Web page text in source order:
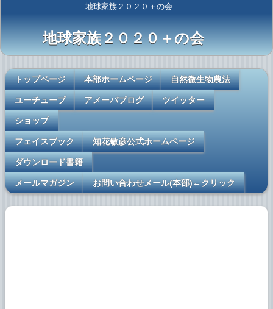
地球家族２０２０＋の会
地球家族２０２０＋の会
トップページ 本部ホームページ 自然微生物農法
ユーチューブ アメーバブログ ツイッター
ショップ
フェイスブック 知花敏彦公式ホームページ
ダウンロード書籍
メールマガジン お問い合わせメール(本部)←クリック